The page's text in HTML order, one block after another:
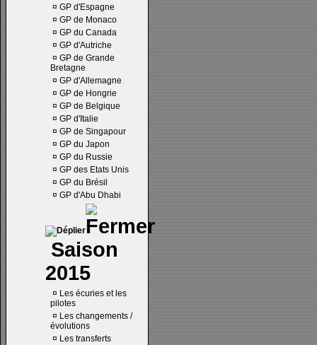
¤ GP d'Espagne
¤ GP de Monaco
¤ GP du Canada
¤ GP d'Autriche
¤ GP de Grande
Bretagne
¤ GP d'Allemagne
¤ GP de Hongrie
¤ GP de Belgique
¤ GP d'Italie
¤ GP de Singapour
¤ GP du Japon
¤ GP du Russie
¤ GP des Etats Unis
¤ GP du Brésil
¤ GP d'Abu Dhabi
Saison
2015
¤ Les écuries et les
pilotes
¤ Les changements /
évolutions
¤ Les transferts